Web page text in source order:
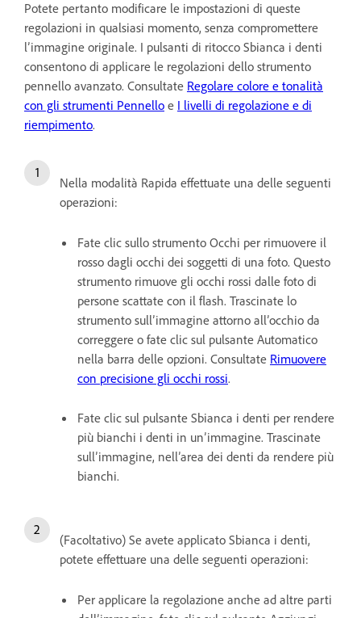
Potete pertanto modificare le impostazioni di queste
regolazioni in qualsiasi momento, senza compromettere
l’immagine originale. I pulsanti di ritocco Sbianca i denti
consentono di applicare le regolazioni dello strumento
pennello avanzato. Consultate Regolare colore e tonalità
con gli strumenti Pennello e I livelli di regolazione e di
riempimento.
Nella modalità Rapida effettuate una delle seguenti
operazioni:
Fate clic sullo strumento Occhi per rimuovere il
rosso dagli occhi dei soggetti di una foto. Questo
strumento rimuove gli occhi rossi dalle foto di
persone scattate con il flash. Trascinate lo
strumento sull’immagine attorno all’occhio da
correggere o fate clic sul pulsante Automatico
nella barra delle opzioni. Consultate Rimuovere
con precisione gli occhi rossi.
Fate clic sul pulsante Sbianca i denti per rendere
più bianchi i denti in un’immagine. Trascinate
sull’immagine, nell’area dei denti da rendere più
bianchi.
(Facoltativo) Se avete applicato Sbianca i denti,
potete effettuare una delle seguenti operazioni:
Per applicare la regolazione anche ad altre parti